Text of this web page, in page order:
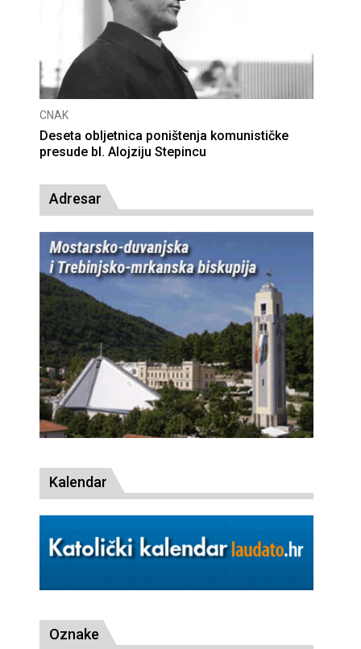
CNAK
Deseta obljetnica poništenja komunističke
presude bl. Alojziju Stepincu
Adresar
Kalendar
Oznake